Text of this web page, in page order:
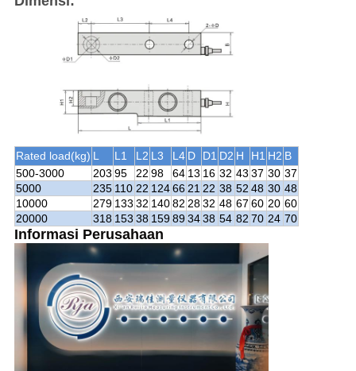
Rated load(kg) L L1 L2 L3 L4 D D1 D2 H H1 H2 B
500-3000
203 95 22 98 64 13 16 32 43 37 30 37
5000
235 110 22 124662122 38 52 48 30 48
10000
279 133 32 14082 2832 48 67 60 20 60
20000
318 153 38 159893438 54 82 70 24 70
Informasi Perusahaan